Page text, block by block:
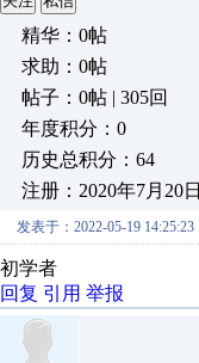
精华：0帖
求助：0帖
帖子：0帖 | 305回
年度积分：0
历史总积分：64
注册：2020年7月20日
发表于：2022-05-19 14:25:23
初学者
回复 引用 举报